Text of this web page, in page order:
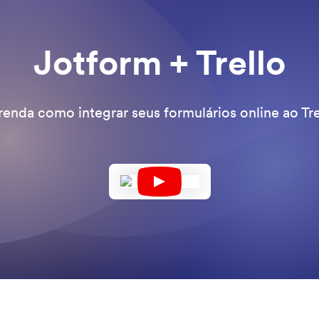
Jotform + Trello
como integrar seus formulários online ao